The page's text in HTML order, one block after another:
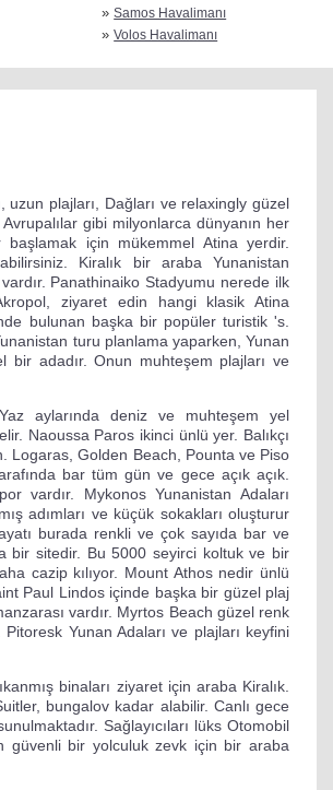
»Samos Havalimanı
»Volos Havalimanı
plajları, Dağları ve relaxingly güzel
gibi milyonlarca dünyanın her
için mükemmel Atina yerdir.
Kiralık bir araba Yunanistan
Panathinaiko Stadyumu nerede ilk
ziyaret edin hangi klasik Atina
bulunan başka bir popüler turistik 's.
turu planlama yaparken, Yunan
bir adadır. Onun muhteşem plajları ve
aylarında deniz ve muhteşem yel
Naoussa Paros ikinci ünlü yer. Balıkçı
Logaras, Golden Beach, Pounta ve Piso
bar tüm gün ve gece açık açık.
vardır. Mykonos Yunanistan Adaları
adımları ve küçük sokakları oluşturur
burada renkli ve çok sayıda bar ve
bir sitedir. Bu 5000 seyirci koltuk ve bir
cazip kılıyor. Mount Athos nedir ünlü
Paul Lindos içinde başka bir güzel plaj
vardır. Myrtos Beach güzel renk
Yunan Adaları ve plajları keyfini
binaları ziyaret için araba Kiralık.
bungalov kadar alabilir. Canlı gece
Sağlayıcıları lüks Otomobil
güvenli bir yolculuk zevk için bir araba